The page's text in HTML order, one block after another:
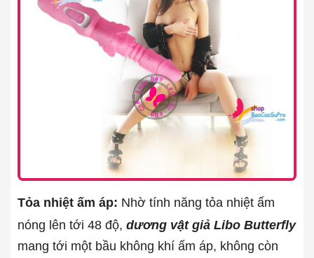
Tỏa nhiệt ấm áp: Nhờ tính năng tỏa nhiệt ấm
nóng lên tới 48 độ, dương vật giả Libo Butterfly
mang tới một bầu không khí ấm áp, không còn